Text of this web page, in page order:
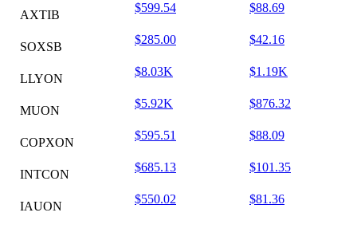
AXTIB
$599.54 $88.69
SOXSB
$285.00 $42.16
LLYON
$8.03K $1.19K
MUON
$5.92K $876.32
COPXON
$595.51 $88.09
INTCON
$685.13 $101.35
IAUON
$550.02 $81.36